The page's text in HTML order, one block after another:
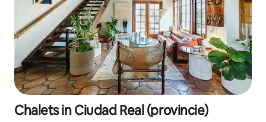
Chalets in Ciudad Real (provincie)